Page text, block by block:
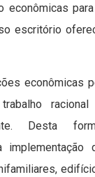
econômicas
escritório
econômicas
racional
Desta
implementação